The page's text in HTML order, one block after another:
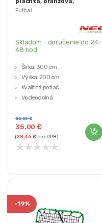
Futbal
300x200cm | Neo-Sport
Skladom - doručenie do 24-
48 hod
Šírka: 300 cm
Výška: 200 cm
Kvalitná potlač
Vodeodolná
35,00€
50,00€
(28,46€bez DPH)
★★★★★
-19%